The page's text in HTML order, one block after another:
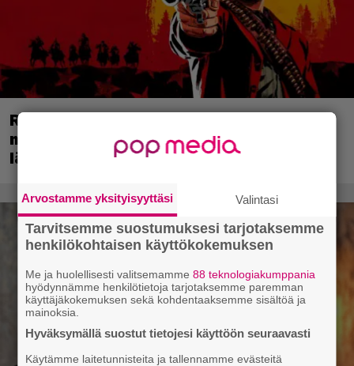
Red Dead Redemption 2:n
menestyskulku jatkuu – Rockstarin
länneneepos rikkoi uuden rajapyykin
Arvostamme yksityisyyttäsi Valintasi
Tarvitsemme suostumuksesi tarjotaksemme
henkilökohtaisen käyttökokemuksen
Me ja huolellisesti valitsemamme88 teknologiakumppania
hyödynnämme henkilötietoja tarjotaksemme paremman
käyttäjäkokemuksen sekä kohdentaaksemme sisältöä ja
mainoksia.
Hyväksymällä suostut tietojesi käyttöön seuraavasti
Käytämme laitetunnisteita ja tallennamme evästeitä